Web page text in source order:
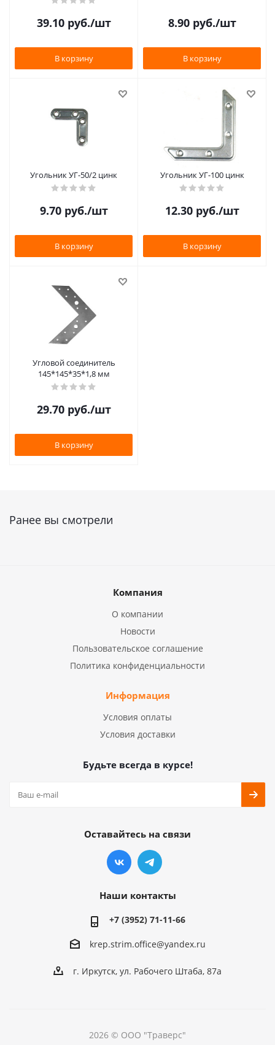
39.10руб./шт
В корзину
8.90руб./шт
В корзину
Угольник УГ-50/2 цинк
9.70руб./шт
В корзину
Угольник УГ-100 цинк
12.30руб./шт
В корзину
Угловой соединитель
145*145*35*1,8 мм
29.70руб./шт
В корзину
Ранее вы смотрели
Компания
О компании
Новости
Пользовательское соглашение
Политика конфиденциальности
Информация
Условия оплаты
Условия доставки
Будьте всегда в курсе!
Оставайтесь на связи
Наши контакты
+7 (3952) 71-11-66
krep.strim.office@yandex.ru
г. Иркутск, ул. Рабочего Штаба, 87а
2026 © ООО "Траверс"